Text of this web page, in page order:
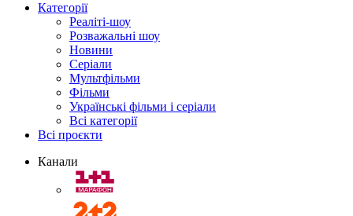
Категорії
Реаліті-шоу
Розважальні шоу
Новини
Серіали
Мультфільми
Фільми
Українські фільми і серіали
Всі категорії
Всі проєкти
Канали